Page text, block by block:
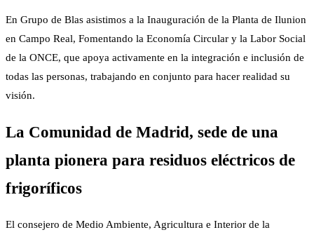
En Grupo de Blas asistimos a la Inauguración de la Planta de Ilunion
en Campo Real, Fomentando la Economía Circular y la Labor Social
de la ONCE, que apoya activamente en la integración e inclusión de
todas las personas, trabajando en conjunto para hacer realidad su
visión.
La Comunidad de Madrid, sede de una
planta pionera para residuos eléctricos de
frigoríficos
El consejero de Medio Ambiente, Agricultura e Interior de la